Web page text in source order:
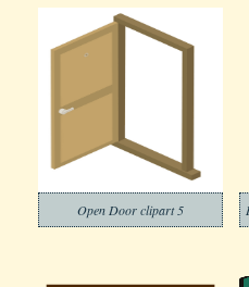
Open Door clipart 5